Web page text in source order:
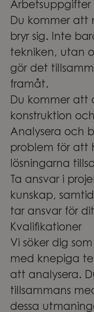
Arbetsuppgifter
Du kommer att
bryr sig. Inte
tekniken, utan
gör det
framåt.
Du kommer att
konstruktion
Analysera och
problem för att
lösningarna
Ta ansvar i
kunskap,
tar ansvar för
Kvalifikationer
Vi söker dig
med knepiga
att analysera.
tillsammans
dessa